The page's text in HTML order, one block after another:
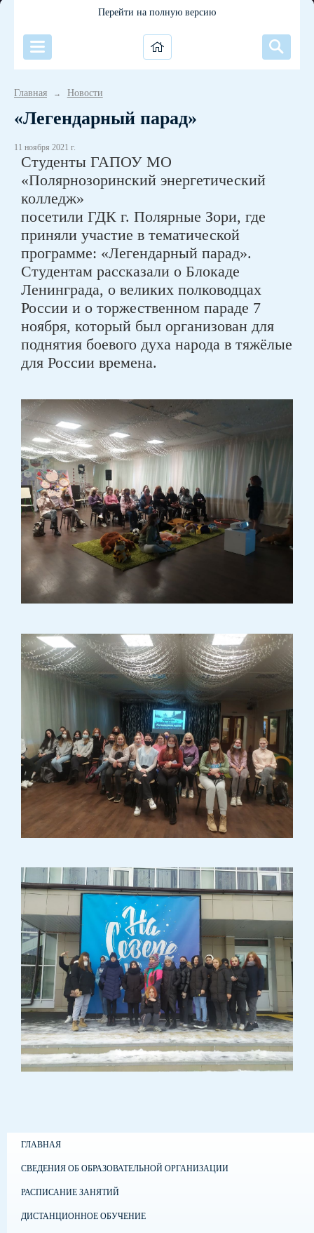
Перейти на полную версию
Главная → Новости
«Легендарный парад»
11 ноября 2021 г.
Студенты ГАПОУ МО
«Полярнозоринский энергетический
колледж»
посетили ГДК г. Полярные Зори, где
приняли участие в тематической
программе: «Легендарный парад».
Студентам рассказали о Блокаде
Ленинграда, о великих полководцах
России и о торжественном параде 7
ноября, который был организован для
поднятия боевого духа народа в тяжёлые
для России времена.
ГЛАВНАЯ
СВЕДЕНИЯ ОБ ОБРАЗОВАТЕЛЬНОЙ ОРГАНИЗАЦИИ
РАСПИСАНИЕ ЗАНЯТИЙ
ДИСТАНЦИОННОЕ ОБУЧЕНИЕ